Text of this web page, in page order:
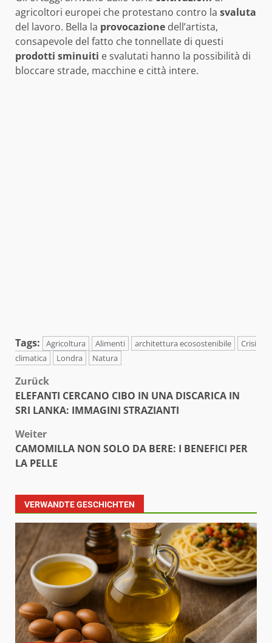
agricoltori europei che protestano contro la svaluta
del lavoro. Bella la provocazione dell’artista,
consapevole del fatto che tonnellate di questi
prodotti sminuiti e svalutati hanno la possibilità di
bloccare strade, macchine e città intere.
Tags: Agricoltura Alimenti architettura ecosostenibile
Crisi
climatica
Londra Natura
Beitragsnavigation
Zurück
ELEFANTI CERCANO CIBO IN UNA DISCARICA IN
SRI LANKA: IMMAGINI STRAZIANTI
Weiter
CAMOMILLA NON SOLO DA BERE: I BENEFICI PER
LA PELLE
VERWANDTE GESCHICHTEN